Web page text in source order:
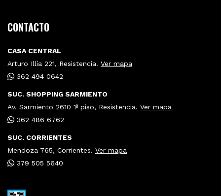
CONTACTO
CASA CENTRAL
Arturo Illía 221, Resistencia. Ver mapa
362 494 0642
SUC. SHOPPING SARMIENTO
Av. Sarmiento 2610 1º piso, Resistencia. Ver mapa
362 486 6762
SUC. CORRIENTES
Mendoza 765, Corrientes. Ver mapa
379 505 5640